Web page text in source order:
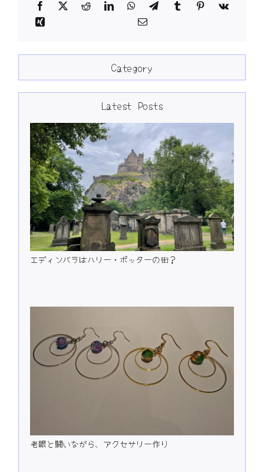
Category
Latest Posts
エディンバラはハリー・ポッターの街？
老眼と闘いながら、アクセサリー作り